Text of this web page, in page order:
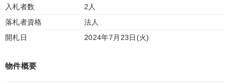
入札者数
2人
落札者資格
法人
開札日
2024年7月23日(火)
物件概要